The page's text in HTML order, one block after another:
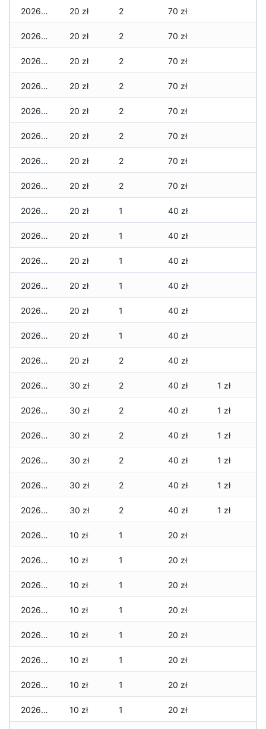
2026-04-24 20 zł 2 70 zł
2026-04-23 20 zł 2 70 zł
2026-04-22 20 zł 2 70 zł
2026-04-21 20 zł 2 70 zł
2026-04-20 20 zł 2 70 zł
2026-04-19 20 zł 2 70 zł
2026-04-18 20 zł 2 70 zł
2026-04-17 20 zł 2 70 zł
2026-04-16 20 zł 1 40 zł
2026-04-15 20 zł 1 40 zł
2026-04-14 20 zł 1 40 zł
2026-04-13 20 zł 1 40 zł
2026-04-12 20 zł 1 40 zł
2026-04-11 20 zł 1 40 zł
2026-04-10 20 zł 2 40 zł
2026-04-09 30 zł 2 40 zł 1 zł
2026-04-08 30 zł 2 40 zł 1 zł
2026-04-07 30 zł 2 40 zł 1 zł
2026-04-06 30 zł 2 40 zł 1 zł
2026-04-05 30 zł 2 40 zł 1 zł
2026-04-04 30 zł 2 40 zł 1 zł
2026-04-03 10 zł 1 20 zł
2026-04-02 10 zł 1 20 zł
2026-04-01 10 zł 1 20 zł
2026-03-31 10 zł 1 20 zł
2026-03-30 10 zł 1 20 zł
2026-03-29 10 zł 1 20 zł
2026-03-28 10 zł 1 20 zł
2026-03-27 10 zł 1 20 zł